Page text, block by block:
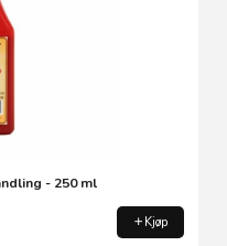
- 250 ml
Kjøp